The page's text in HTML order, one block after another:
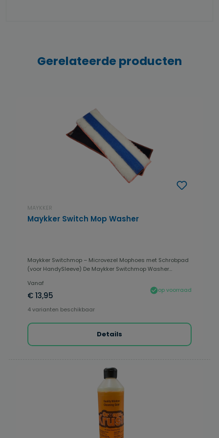
Gerelateerde producten
MAYKKER
Maykker Switch Mop Washer
Maykker Switchmop – Microvezel Mophoes met Schrobpad
(voor HandySleeve) De Maykker Switchmop Washer...
Vanaf
€ 13,95
op voorraad
4 varianten beschikbaar
Details